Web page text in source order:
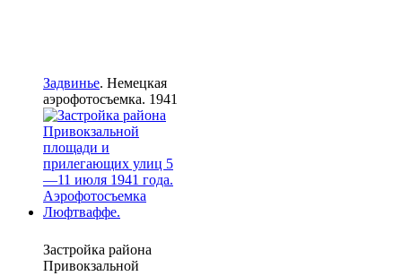
Задвинье. Немецкая
аэрофотосъемка. 1941
Застройка района
Привокзальной